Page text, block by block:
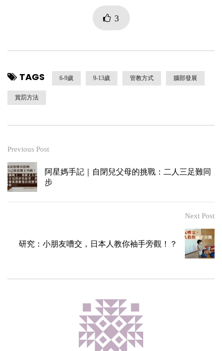
3
TAGS 6-9歲 9-13歲 管教方式 腦部發展
賞罰方法
Previous Post
阿星媽手記｜自閉兒父母的挑戰：二人三足難同
步
Next Post
研究：小朋友嘈交，日本人教你袖手旁觀！？